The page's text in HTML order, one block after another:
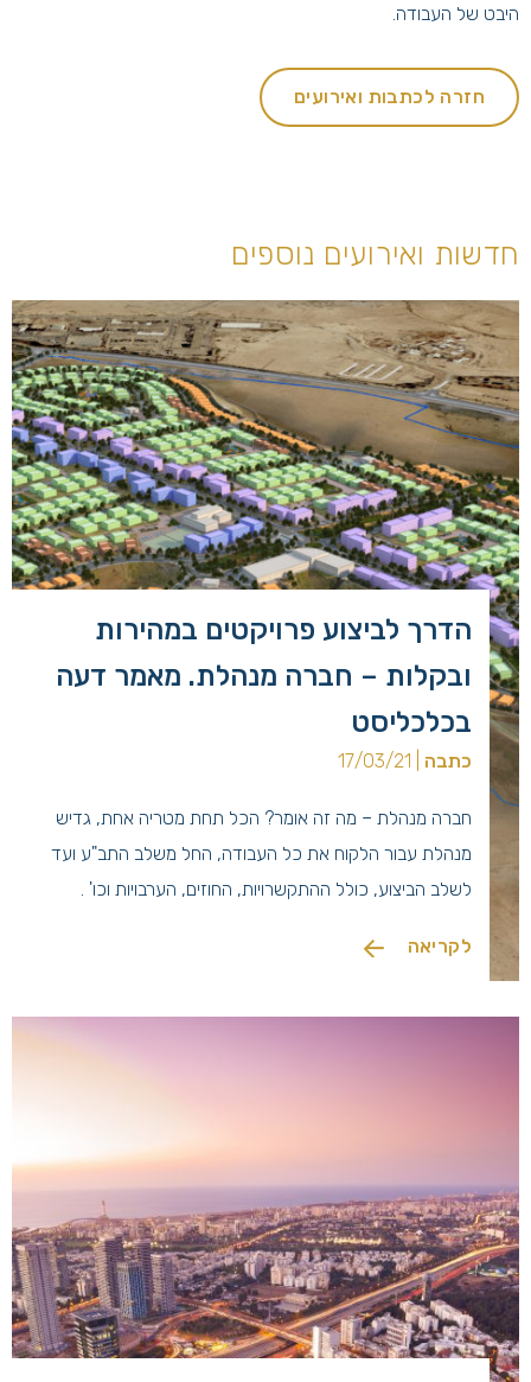
היבט של העבודה.
חזרה לכתבות ואירועים
חדשות ואירועים נוספים
הדרך לביצוע פרויקטים במהירות
ובקלות – חברה מנהלת. מאמר דעה
בכלכליסט
כתבה
חברה מנהלת – מה זה אומר? הכל תחת מטריה אחת, גדיש
מנהלת עבור הלקוח את כל העבודה, החל משלב התב"ע ועד
לשלב הביצוע, כולל ההתקשרויות, החוזים, הערבויות וכו' .
לקריאה